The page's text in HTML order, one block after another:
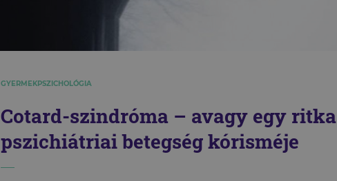
GYERMEKPSZICHOLÓGIA
Cotard-szindróma – avagy egy ritka
pszichiátriai betegség kórisméje